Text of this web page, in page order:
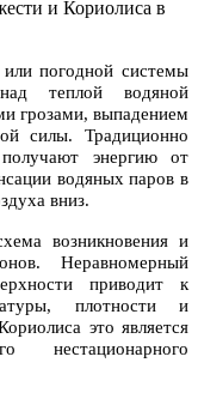
погодной системы
теплой водяной
грозами, выпадением
силы. Традиционно
энергию от
водяных паров в
вниз.
возникновения и
Неравномерный
приводит к
плотности и
это является
нестационарного